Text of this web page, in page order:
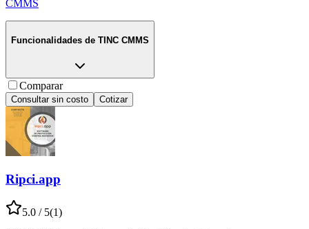
CMMS
Funcionalidades de TINC CMMS
Comparar
Consultar sin costo Cotizar
Ripci.app
5.0 / 5(1)